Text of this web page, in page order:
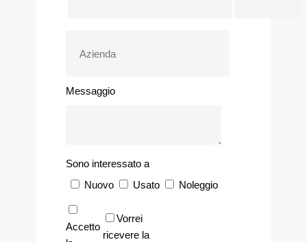
Messaggio
Sono interessato a
Nuovo
Usato Noleggio
Accetto
Vorrei
ricevere la